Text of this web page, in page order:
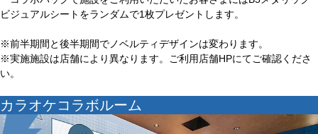
ビジュアルシートをランダムで1枚プレゼントします。
※前半期間と後半期間でノベルティデザインは変わります。
※実施施設は店舗により異なります。ご利用店舗HPにてご確認くださ
い。
カラオケコラボルーム